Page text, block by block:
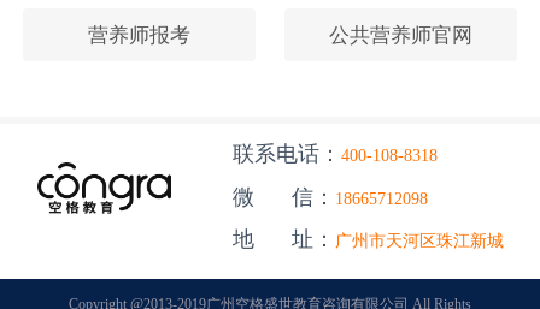
营养师报考 公共营养师官网
联系电话： 400-108-8318
微 信： 18665712098
地 址： 广州市天河区珠江新城
Copyright @2013-2019广州空格盛世教育咨询有限公司 All Rights